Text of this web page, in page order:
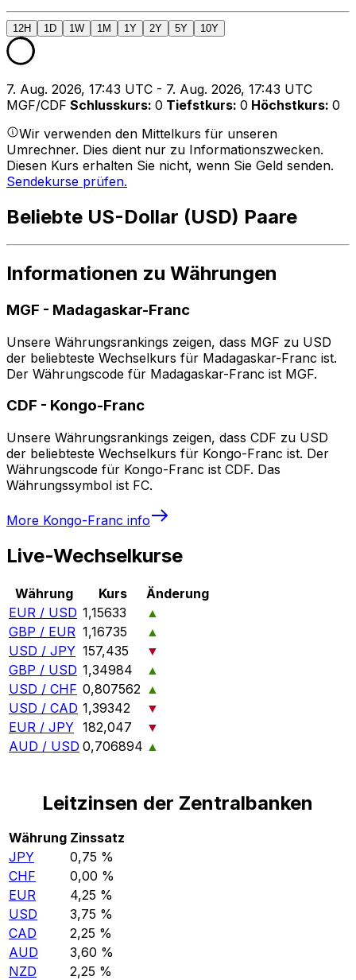
12H 1D 1W 1M 1Y 2Y 5Y 10Y
7. Aug. 2026, 17:43 UTC - 7. Aug. 2026, 17:43 UTC
MGF/CDF Schlusskurs: 0 Tiefstkurs: 0 Höchstkurs: 0
Wir verwenden den Mittelkurs für unseren
Umrechner. Dies dient nur zu Informationszwecken.
Diesen Kurs erhalten Sie nicht, wenn Sie Geld senden.
Sendekurse prüfen.
Beliebte US-Dollar (USD) Paare
Informationen zu Währungen
MGF - Madagaskar-Franc
Unsere Währungsrankings zeigen, dass MGF zu USD
der beliebteste Wechselkurs für Madagaskar-Franc ist.
Der Währungscode für Madagaskar-Franc ist MGF.
CDF - Kongo-Franc
Unsere Währungsrankings zeigen, dass CDF zu USD
der beliebteste Wechselkurs für Kongo-Franc ist. Der
Währungscode für Kongo-Franc ist CDF. Das
Währungssymbol ist FC.
More Kongo-Franc info
Live-Wechselkurse
Währung Kurs
Änderung
EUR / USD 1,15633
▲
GBP / EUR 1,16735
▲
USD / JPY 157,435
▼
GBP / USD 1,34984
▲
USD / CHF 0,807562 ▲
USD / CAD 1,39342
▼
EUR / JPY 182,047
▼
AUD / USD 0,706894 ▲
Leitzinsen der Zentralbanken
Währung Zinssatz
JPY
0,75 %
CHF
0,00 %
EUR
4,25 %
USD
3,75 %
CAD
2,25 %
AUD
3,60 %
NZD
2,25 %